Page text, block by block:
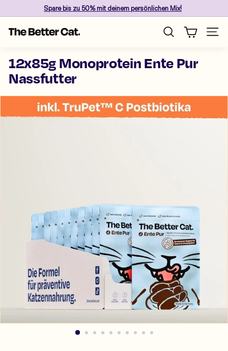
zum
Inhalt
Pause
Sparebis zu 50%mit deinem persönlichen Mix!
T
e
B
e
t
e
Suche
12x85g Monoprotein Ente Pur
Nassfutter